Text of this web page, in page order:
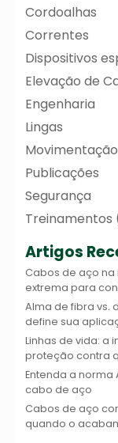
Cordoalhas
Correntes
Dispositivos
Elevação de
Engenharia
Lingas
Publicações
Segurança
Treinamentos
Artigos
Cabos de aço
extrema para
Alma de fibra vs.
define sua
Linhas de vida: a
proteção contra
Entenda a norma
cabo de aço
Cabos de aço
quando o